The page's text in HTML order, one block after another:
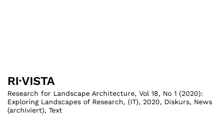
RI·VISTA
Research for Landscape Architecture, Vol 18, No 1 (2020):
Exploring Landscapes of Research, (IT), 2020, Diskurs, News
(archiviert), Text